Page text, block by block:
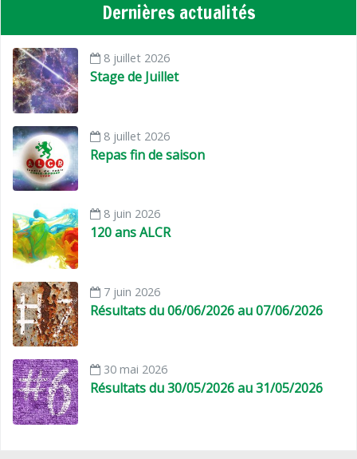
Dernières actualités
8 juillet 2026
Stage de Juillet
8 juillet 2026
Repas fin de saison
8 juin 2026
120 ans ALCR
7 juin 2026
Résultats du 06/06/2026 au 07/06/2026
30 mai 2026
Résultats du 30/05/2026 au 31/05/2026